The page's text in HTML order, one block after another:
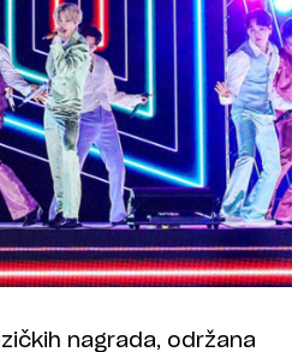
nagrada, održana